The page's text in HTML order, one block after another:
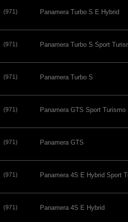
(971) Panamera Turbo S E Hybrid
(971) Panamera Turbo S Sport
(971) Panamera Turbo S
(971) Panamera GTS Sport Turismo
(971) Panamera GTS
(971) Panamera 4S E Hybrid Sport
(971) Panamera 4S E Hybrid